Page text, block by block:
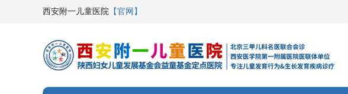
西安附一儿童医院 【官网】